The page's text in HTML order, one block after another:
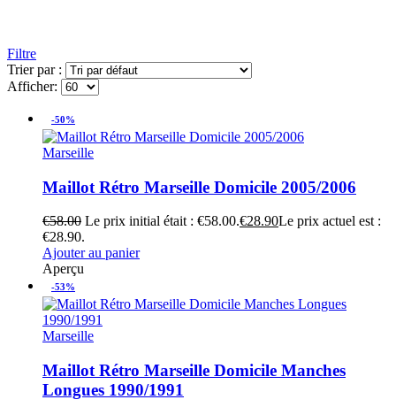
Filtre
Trier par :
Afficher:
-50%
Marseille
Maillot Rétro Marseille Domicile 2005/2006
€58.00 Le prix initial était : €58.00.€28.90Le prix actuel est :
€28.90.
Ajouter au panier
Aperçu
-53%
Marseille
Maillot Rétro Marseille Domicile Manches
Longues 1990/1991